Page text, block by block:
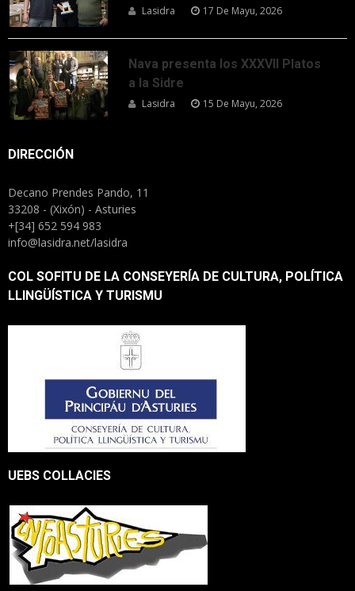
Lasidra 17 De Mayu, 2026
Nava presenta los XXXVII Platos
a la Sidre
Lasidra 15 De Mayu, 2026
DIRECCIÓN
Decano Prendes Pando, 11
33208 - (Xixón) - Asturies
+[34] 652 594 983
info@lasidra.net/lasidra
COL SOFITU DE LA CONSEYERÍA DE CULTURA, POLÍTICA
LLINGÜÍSTICA Y TURISMU
UEBS COLLACIES